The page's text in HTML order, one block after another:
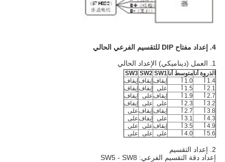
4. إعداد مفتاح DIP للتقسيم الفرعي الحالي
1. العمل (ديناميكي) الإعداد الحالي
الذروة أنامتوسط ​​أنا SW1
SW2
SW3
1.4 أ
1.0 أ إيقافإيقافإيقاف
2.1 أ
1.5 أ على إيقافإيقاف
2.7 أ
1.9 أ إيقافعلى إيقاف
3.2 أ
2.3 أ على على إيقاف
3.8 أ
2.7 أ إيقافإيقافعلى
4.3 أ
3.1 أ على إيقافعلى
4.9 أ
3.5 أ إيقافعلى
على
5.6 أ
4.0 أ على على على
2. إعداد التقسيم
إعداد دقة التقسيم الفرعي: SW5 - SW8